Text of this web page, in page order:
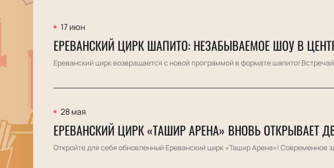
17 июн
ЕРЕВАНСКИЙ ЦИРК ШАПИТО: НЕЗАБЫВАЕМОЕ ШОУ В
Ереванский цирк возвращается с новой программой в формате шапито!
28 мая
ЕРЕВАНСКИЙ ЦИРК «ТАШИР АРЕНА» ВНОВЬ ОТКРЫВАЕТ
Откройте для себя обновленный Ереванский цирк «Ташир Арена»!